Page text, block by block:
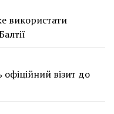
використати
візит до